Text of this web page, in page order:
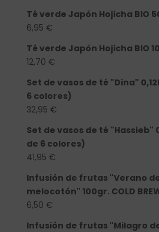
Té verde Japón Hojicha BIO
6,95 €
Té verde Japón Hojicha BIO
12,70 €
Set de vasos de té "Dina"
6 colores)
32,95 €
Set de vasos de té "Hassieb"
de 6 colores)
41,95 €
Infusión de frutas "Verano
melocotón" 100gr. COLD
6,50 €
Infusión de frutas "Milagro